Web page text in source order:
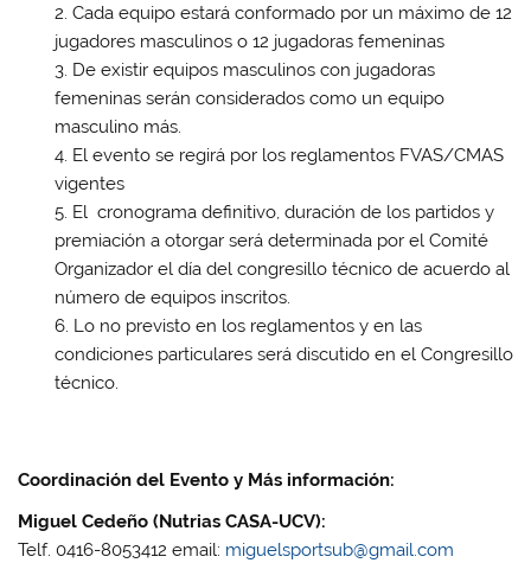
Cada equipo estará conformado por un máximo de 12
jugadores masculinos o 12 jugadoras femeninas
De existir equipos masculinos con jugadoras
femeninas serán considerados como un equipo
masculino más.
El evento se regirá por los reglamentos FVAS/CMAS
vigentes
El cronograma definitivo, duración de los partidos y
premiación a otorgar será determinada por el Comité
Organizador el día del congresillo técnico de acuerdo al
número de equipos inscritos.
Lo no previsto en los reglamentos y en las
condiciones particulares será discutido en el Congresillo
técnico.
Coordinación del Evento y Más información:
Miguel Cedeño (Nutrias CASA-UCV):
Telf. 0416-8053412 email: miguelsportsub@gmail.com